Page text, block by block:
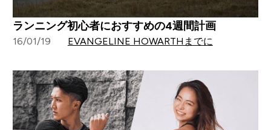
ランニング初心者におすすめの4週間計画
16/01/19 EVANGELINE HOWARTHまでに